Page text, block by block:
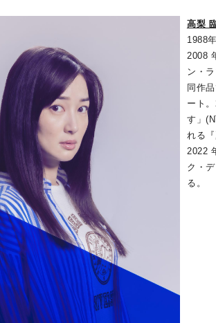
高梨
1988
2008
ン・
同作
ート
す」
れる
2022
ク・
る。